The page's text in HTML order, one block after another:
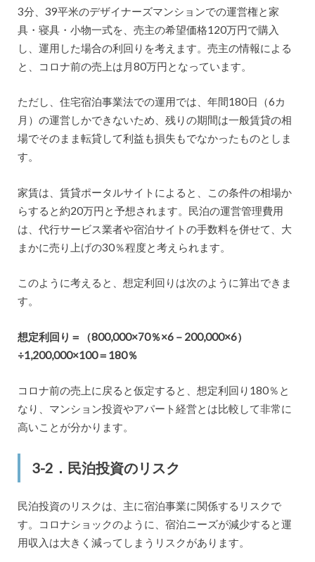
3分、39平米のデザイナーズマンションでの運営権と家
具・寝具・小物一式を、売主の希望価格120万円で購入
し、運用した場合の利回りを考えます。売主の情報による
と、コロナ前の売上は月80万円となっています。
ただし、住宅宿泊事業法での運用では、年間180日（6カ
月）の運営しかできないため、残りの期間は一般賃貸の相
場でそのまま転貸して利益も損失もでなかったものとしま
す。
家賃は、賃貸ポータルサイトによると、この条件の相場か
らすると約20万円と予想されます。民泊の運営管理費用
は、代行サービス業者や宿泊サイトの手数料を併せて、大
まかに売り上げの30％程度と考えられます。
このように考えると、想定利回りは次のように算出できま
す。
想定利回り＝（800,000×70％×6－200,000×6）
÷1,200,000×100＝180％
コロナ前の売上に戻ると仮定すると、想定利回り180％と
なり、マンション投資やアパート経営とは比較して非常に
高いことが分かります。
3-2．民泊投資のリスク
民泊投資のリスクは、主に宿泊事業に関係するリスクで
す。コロナショックのように、宿泊ニーズが減少すると運
用収入は大きく減ってしまうリスクがあります。